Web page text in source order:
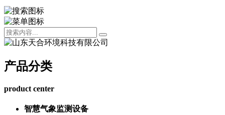
产品分类
product center
智慧气象监测设备